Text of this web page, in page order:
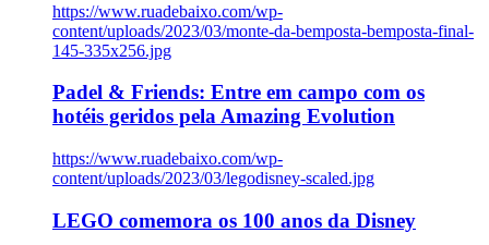
https://www.ruadebaixo.com/wp-
content/uploads/2023/03/monte-da-bemposta-bemposta-final-
145-335x256.jpg
Padel & Friends: Entre em campo com os
hotéis geridos pela Amazing Evolution
https://www.ruadebaixo.com/wp-
content/uploads/2023/03/legodisney-scaled.jpg
LEGO comemora os 100 anos da Disney